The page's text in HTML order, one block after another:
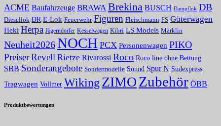
ACME Baufahrzeuge BRAWA Brekina BUSCH Dampflok DB
Diesellok DR E-Lok Feuerwehr Figuren Fleischmann FS Güterwagen
Heki Herpa Jägerndorfer Kesselwagen Kibri LS Models Märklin
Neuheit2026NOCH PCX Personenwagen PIKO
PreiserRevell Rietze Rivarossi Roco Roco line ohne Bettung
SBB Sonderangebote Sondermodelle Sound Spur N Sudexpress
Tragwagen Vollmer Wiking ZIMOZubehör ÖBB
Produktbewertungen